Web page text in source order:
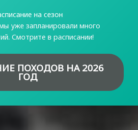
на сезон
уже запланировали много
Смотрите в расписании!
ПОХОДОВ НА 2026
ГОД